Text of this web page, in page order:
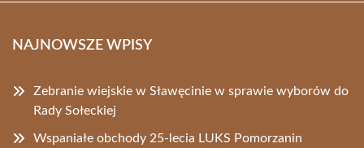
NAJNOWSZE WPISY
Zebranie wiejskie w Sławęcinie w sprawie wyborów do
Rady Sołeckiej
Wspaniałe obchody 25-lecia LUKS Pomorzanin